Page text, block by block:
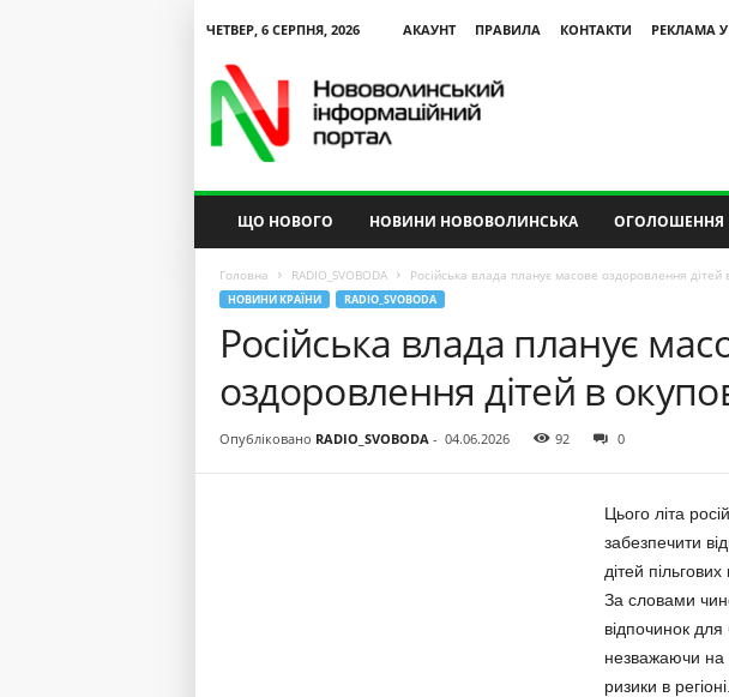
ЧЕТВЕР, 6 СЕРПНЯ, 2026 АКАУНТ ПРАВИЛА КОНТАКТИ РЕКЛАМА
ЩО НОВОГО НОВИНИ НОВОВОЛИНСЬКА ОГОЛОШЕННЯ
Головна RADIO_SVOBODA Російська влада планує масове оздоровлення
НОВИНИ КРАЇНИ RADIO_SVOBODA
Російська влада планує
оздоровлення дітей в
Опубліковано RADIO_SVOBODA- 04.06.2026 92 0
Цього літа
забезпечити
дітей
За словами
відпочинок для
незважаючи на
ризики в регіоні.